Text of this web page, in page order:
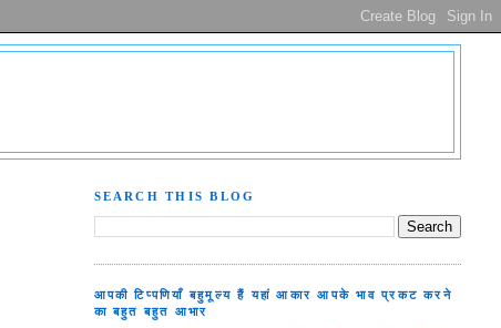
SEARCH THIS BLOG
आपकी टिप्पणियाँ बहुमूल्य हैं यहां आकार आपके भाव प्रकट करने
का बहुत बहुत आभार